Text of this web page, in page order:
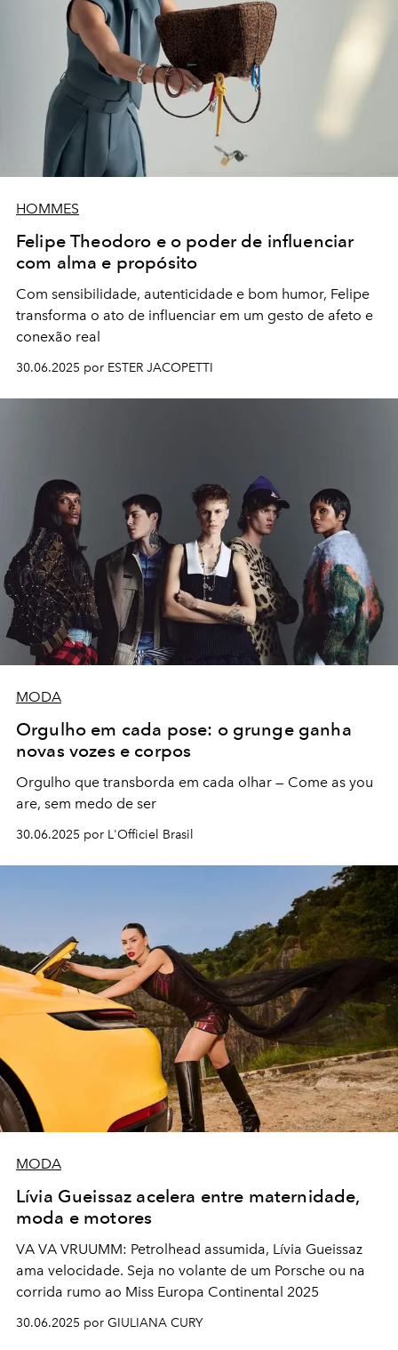
HOMMES
Felipe Theodoro e o poder de influenciar
com alma e propósito
Com sensibilidade, autenticidade e bom humor, Felipe
transforma o ato de influenciar em um gesto de afeto e
conexão real
30.06.2025 por ESTER JACOPETTI
MODA
Orgulho em cada pose: o grunge ganha
novas vozes e corpos
Orgulho que transborda em cada olhar — Come as you
are, sem medo de ser
30.06.2025 por L'Officiel Brasil
MODA
Lívia Gueissaz acelera entre maternidade,
moda e motores
VA VA VRUUMM: Petrolhead assumida, Lívia Gueissaz
ama velocidade. Seja no volante de um Porsche ou na
corrida rumo ao Miss Europa Continental 2025
30.06.2025 por GIULIANA CURY